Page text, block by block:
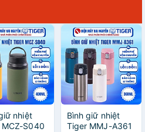
nhiệt
S040
Bình giữ nhiệt
Tiger MMJ-A361